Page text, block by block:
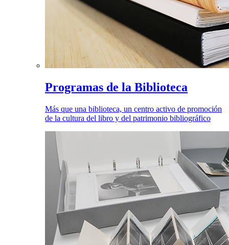
Programas de la Biblioteca
Más que una biblioteca, un centro activo de promoción
de la cultura del libro y del patrimonio bibliográfico